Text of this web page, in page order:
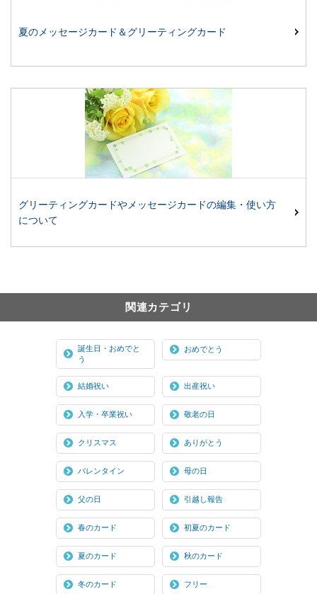
夏のメッセージカード＆グリーティングカード
グリーティングカードやメッセージカードの編集・使い方
について
関連カテゴリ
誕生日・おめでと
う
おめでとう
結婚祝い 出産祝い
入学・卒業祝い 敬老の日
クリスマス ありがとう
バレンタイン 母の日
父の日 引越し報告
春のカード 初夏のカード
夏のカード 秋のカード
冬のカード フリー